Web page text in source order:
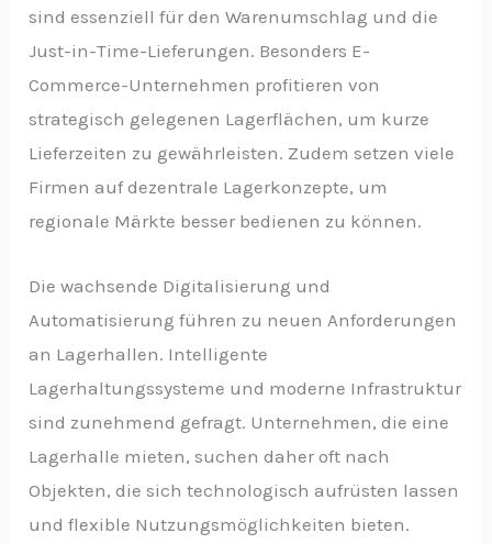
sind essenziell für den Warenumschlag und die
Just-in-Time-Lieferungen. Besonders E-
Commerce-Unternehmen profitieren von
strategisch gelegenen Lagerflächen, um kurze
Lieferzeiten zu gewährleisten. Zudem setzen viele
Firmen auf dezentrale Lagerkonzepte, um
regionale Märkte besser bedienen zu können.
Die wachsende Digitalisierung und
Automatisierung führen zu neuen Anforderungen
an Lagerhallen. Intelligente
Lagerhaltungssysteme und moderne Infrastruktur
sind zunehmend gefragt. Unternehmen, die eine
Lagerhalle mieten, suchen daher oft nach
Objekten, die sich technologisch aufrüsten lassen
und flexible Nutzungsmöglichkeiten bieten.